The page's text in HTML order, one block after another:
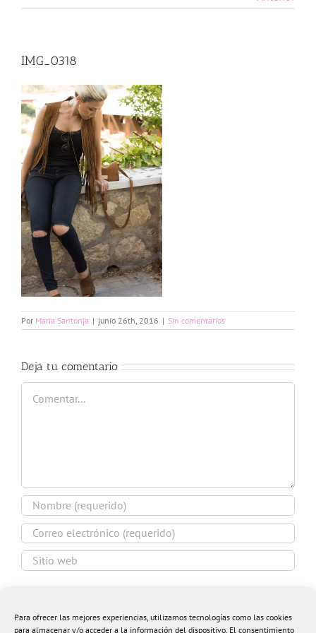
Para ofrecer las mejores experiencias, utilizamos tecnologías como las cookies
para almacenar y/o acceder a la información del dispositivo. El consentimiento
IMG_0318
Por Maria Santonja | junio 26th, 2016 | Sin comentarios
Deja tu comentario
Comentar
navegador para la próxima vez que comente.